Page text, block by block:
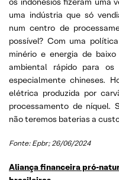
uma indústria que só
num centro de
possível? Com uma
minério e energia de
ambiental rápido para os
especialmente chineses.
elétrica produzida por
processamento de níquel.
não teremos baterias a
Fonte: Epbr; 26/06/2024
Aliança financeira pró-